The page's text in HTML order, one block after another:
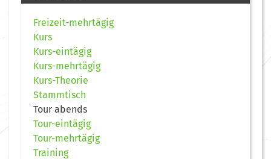
Freizeit-mehrtägig
Kurs
Kurs-eintägig
Kurs-mehrtägig
Kurs-Theorie
Stammtisch
Tour abends
Tour-eintägig
Tour-mehrtägig
Training